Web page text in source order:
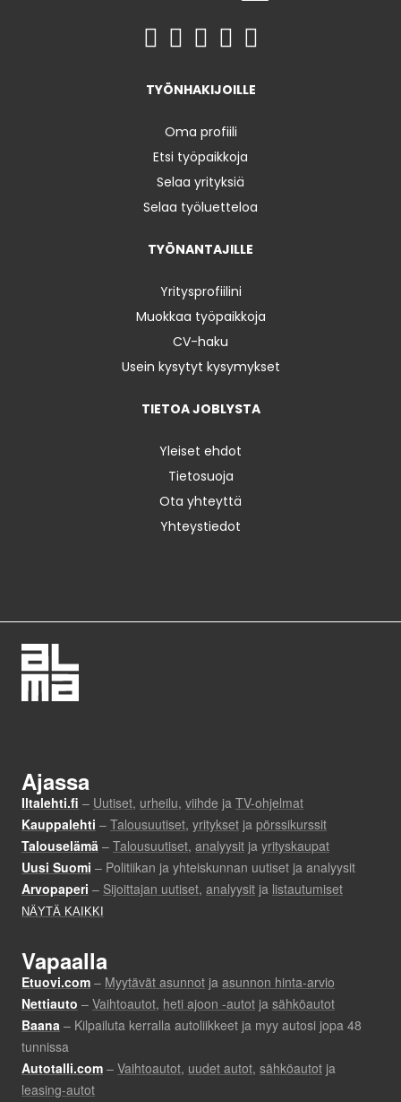
TYÖNHAKIJOILLE
Oma profiili
Etsi työpaikkoja
Selaa yrityksiä
Selaa työluetteloa
TYÖNANTAJILLE
Yritysprofiilini
Muokkaa työpaikkoja
CV-haku
Usein kysytyt kysymykset
TIETOA JOBLYSTA
Yleiset ehdot
Tietosuoja
Ota yhteyttä
Yhteystiedot